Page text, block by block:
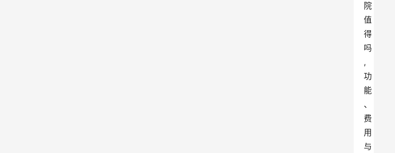
院
值
得
吗
,
功
能
、
费
用
与